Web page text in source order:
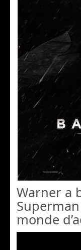
Warner a
monde